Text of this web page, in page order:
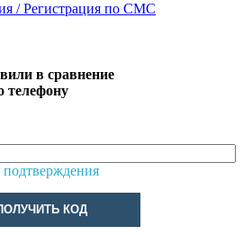
/ Регистрация по СМС
в сравнение
телефону
подтверждения
КОД